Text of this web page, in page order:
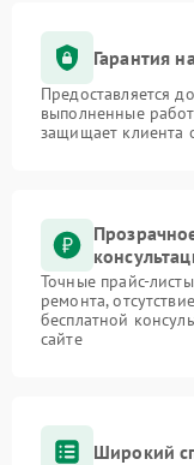
Гарантия
Предоставляется
выполненные
защищает клиента
Точные прайс-
ремонта,
бесплатной
сайте
Широкий